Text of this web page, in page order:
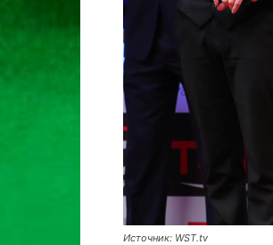
Источник: WST.tv